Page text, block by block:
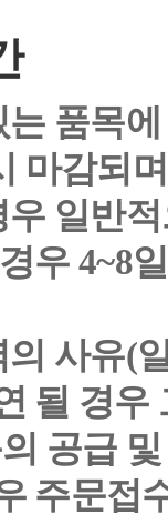
는 품목
마감되
우 일반
우 4~8
의 사유(
될 경우
공급
주문접